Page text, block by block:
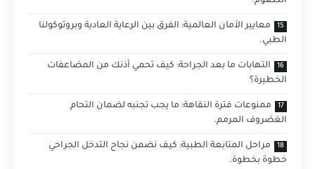
معايير الأمان العالمية: الفرق بين الرعاية العادية وبروتوكولنا
الطبي.
التهابات ما بعد الجراحة: كيف تحمي أذنك من المضاعفات
الخطيرة؟
ممنوعات فترة النقاهة: ما يجب تجنبه لضمان التحام
الغضروف المرمم.
مراحل المتابعة الطبية: كيف نضمن نجاح التدخل الجراحي
خطوة بخطوة.